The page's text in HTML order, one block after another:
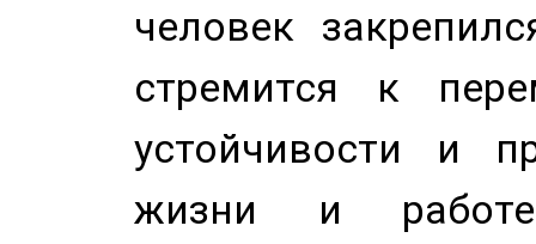
человек
стремится к
устойчивости и
жизни и